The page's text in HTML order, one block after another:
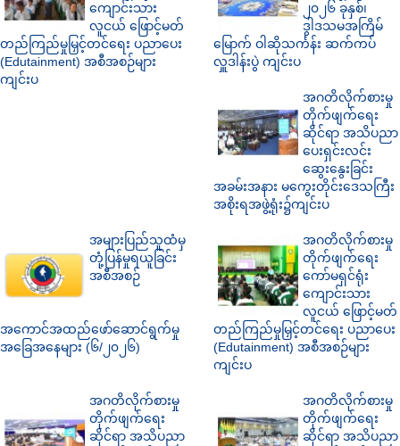
ကျောင်းသား
လူငယ် ဖြောင့်မတ်
တည်ကြည်မှုမြှင့်တင်ရေး ပညာပေး
(Edutainment) အစီအစဉ်များ
ကျင်းပ
၂၀၂၆ ခုနှစ်၊
ဒွါဒသမအကြိမ်
မြောက် ဝါဆိုသင်္ကန်း ဆက်ကပ်
လှူဒါန်းပွဲ ကျင်းပ
အဂတိလိုက်စားမှု
တိုက်ဖျက်ရေး
ဆိုင်ရာ အသိပညာ
ပေးရှင်းလင်း
ဆွေးနွေးခြင်း
အခမ်းအနား မကွေးတိုင်းဒေသကြီး
အစိုးရအဖွဲ့ရုံး၌ကျင်းပ
အများပြည်သူထံမှ
တုံ့ပြန်မှုရယူခြင်း
အစီအစဉ်
အကောင်အထည်ဖော်ဆောင်ရွက်မှု
အခြေအနေများ (၆/၂၀၂၆)
အဂတိလိုက်စားမှု
တိုက်ဖျက်ရေး
ကော်မရှင်ရုံး
ကျောင်းသား
လူငယ် ဖြောင့်မတ်
တည်ကြည်မှုမြှင့်တင်ရေး ပညာပေး
(Edutainment) အစီအစဉ်များ
ကျင်းပ
အဂတိလိုက်စားမှု
တိုက်ဖျက်ရေး
ဆိုင်ရာ အသိပညာ
အဂတိလိုက်စားမှု
တိုက်ဖျက်ရေး
ဆိုင်ရာ အသိပညာ